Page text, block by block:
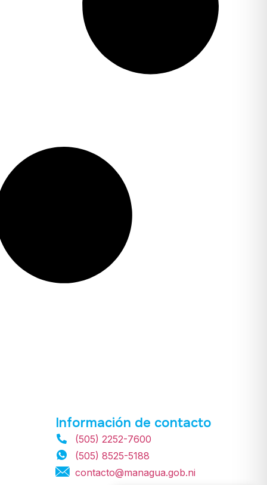
Información de contacto
(505) 2252-7600
(505) 8525-5188
contacto@managua.gob.ni